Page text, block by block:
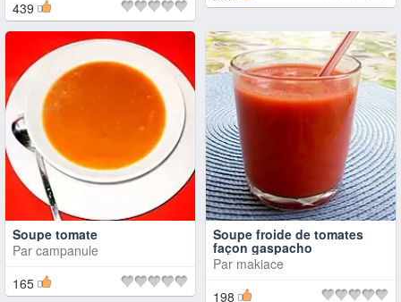
439
Soupe tomate
Par campanule
165
Soupe froide de tomates
façon gaspacho
Par makiace
198